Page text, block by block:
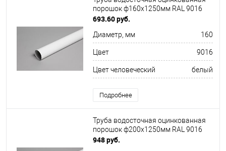
порошок ф160х1250мм RAL 9016
693.60 руб.
Диаметр, мм 160
Цвет 9016
Цвет человеческий белый
Подробнее
Труба водосточная оцинкованная
порошок ф200х1250мм RAL 9016
948 руб.